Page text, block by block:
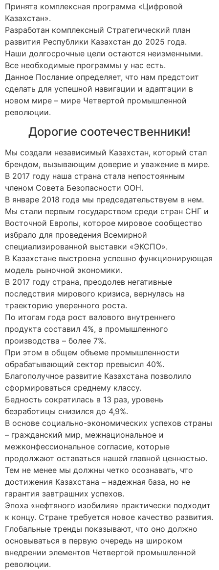
Принята комплексная программа «Цифровой
Казахстан».
Разработан комплексный Стратегический план
развития Республики Казахстан до 2025 года.
Наши долгосрочные цели остаются неизменными.
Все необходимые программы у нас есть.
Данное Послание определяет, что нам предстоит
сделать для успешной навигации и адаптации в
новом мире – мире Четвертой промышленной
революции.
Дорогие соотечественники!
Мы создали независимый Казахстан, который стал
брендом, вызывающим доверие и уважение в мире.
В 2017 году наша страна стала непостоянным
членом Совета Безопасности ООН.
В январе 2018 года мы председательствуем в нем.
Мы стали первым государством среди стран СНГ и
Восточной Европы, которое мировое сообщество
избрало для проведения Всемирной
специализированной выставки «ЭКСПО».
В Казахстане выстроена успешно функционирующая
модель рыночной экономики.
В 2017 году страна, преодолев негативные
последствия мирового кризиса, вернулась на
траекторию уверенного роста.
По итогам года рост валового внутреннего
продукта составил 4%, а промышленного
производства – более 7%.
При этом в общем объеме промышленности
обрабатывающий сектор превысил 40%.
Благополучное развитие Казахстана позволило
сформироваться среднему классу.
Бедность сократилась в 13 раз, уровень
безработицы снизился до 4,9%.
В основе социально-экономических успехов страны
– гражданский мир, межнациональное и
межконфессиональное согласие, которые
продолжают оставаться нашей главной ценностью.
Тем не менее мы должны четко осознавать, что
достижения Казахстана – надежная база, но не
гарантия завтрашних успехов.
Эпоха «нефтяного изобилия» практически подходит
к концу. Стране требуется новое качество развития.
Глобальные тренды показывают, что оно должно
основываться в первую очередь на широком
внедрении элементов Четвертой промышленной
революции.